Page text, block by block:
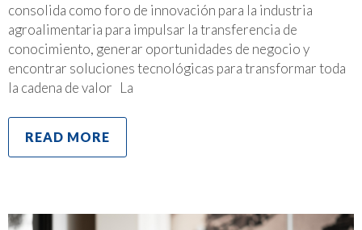
consolida como foro de innovación para la industria
agroalimentaria para impulsar la transferencia de
conocimiento, generar oportunidades de negocio y
encontrar soluciones tecnológicas para transformar toda
la cadena de valor La
READ MORE